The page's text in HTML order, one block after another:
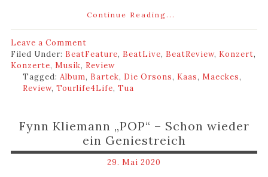
Continue Reading...
Leave a Comment
Filed Under: BeatFeature, BeatLive, BeatReview, Konzert,
Konzerte,Musik, Review
Tagged:Album, Bartek, Die Orsons, Kaas,Maeckes,
Review,Tourlife4Life,Tua
Fynn Kliemann „POP“ – Schon wieder
ein Geniestreich
29. Mai 2020